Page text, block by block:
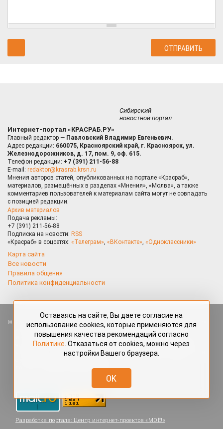
Сибирский
новостной портал
Интернет-портал «КРАСРАБ.РУ»
Главный редактор — Павловский Владимир Евгеньевич.
Адрес редакции: 660075, Красноярский край, г. Красноярск, ул.
Железнодорожников, д. 17, пом. 9, оф. 615.
Телефон редакции: +7 (391) 211-56-88
E-mail: redaktor@krasrab.krsn.ru
Мнения авторов статей, опубликованных на портале «Красраб»,
материалов, размещённых в разделах «Мнения», «Молва», а также
комментариев пользователей к материалам сайта могут не совпадать
с позицией редакции.
Архив материалов
Подача рекламы:
+7 (391) 211-56-88
Подписка на новости: RSS
«Красраб» в соцсетях: «Телеграм», «ВКонтакте», «Одноклассники»
Карта сайта
Все новости
Правила общения
Политика конфиденциальности
Все права защищены. Любые материалы, размещённые на портале
«Красраб.ру» сотрудниками редакции, нештатными авторами
и читателями, являются объектами авторского права. Полное или
частичное использование материалов, размещённых на портале
«Красраб.ру», допускается только с письменного согласия редакции
redaktor@krasrab.krsn.ru.
Разработка портала: Центр интернет-проектов «МОЁ!»
Оставаясь на сайте, Вы даете согласие на
использование cookies, которые применяются для
повышения качества рекомендаций согласно
Политике . Отказаться от cookies, можно через
настройки Вашего браузера.
OK